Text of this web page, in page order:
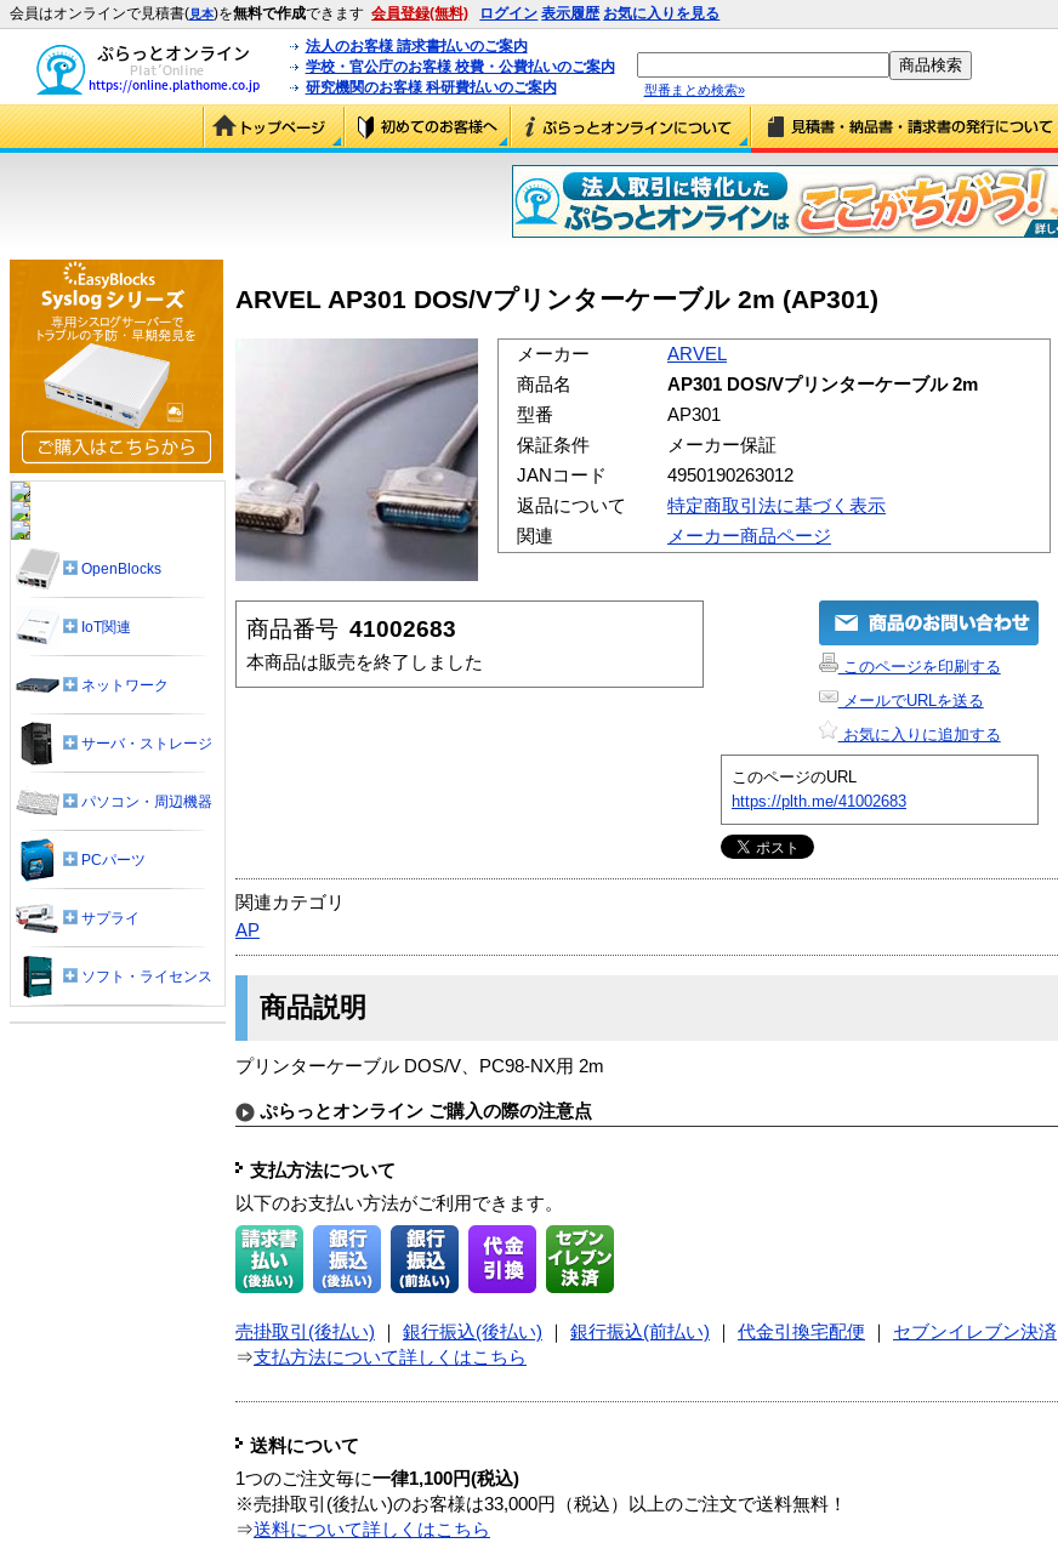
会員はオンラインで見積書(見本)を無料で作成できます 会員登録(無料) ログイン 表示履歴 お気に入りを見る
法人のお客様 請求書払いのご案内
学校・官公庁のお客様 校費・公費払いのご案内
研究機関のお客様 科研費払いのご案内
型番まとめ検索»
ARVEL AP301 DOS/Vプリンターケーブル 2m (AP301)
メーカー
ARVEL
商品名
AP301 DOS/Vプリンターケーブル 2m
型番
AP301
保証条件
メーカー保証
JANコード
4950190263012
返品について
特定商取引法に基づく表示
関連
メーカー商品ページ
商品番号 41002683
本商品は販売を終了しました
このページを印刷する
メールでURLを送る
お気に入りに追加する
このページのURL
https://plth.me/41002683
関連カテゴリ
AP
商品説明
プリンターケーブル DOS/V、PC98-NX用 2m
ぷらっとオンライン ご購入の際の注意点
支払方法について
以下のお支払い方法がご利用できます。
売掛取引(後払い) 銀行振込(後払い) 銀行振込(前払い) 代金引換宅配便
セブンイレブン決済
⇒支払方法について詳しくはこちら
送料について
1つのご注文毎に一律1,100円(税込)
※売掛取引(後払い)のお客様は33,000円（税込）以上のご注文で送料無料！
⇒送料について詳しくはこちら
OpenBlocks
IoT関連
ネットワーク
サーバ・ストレージ
パソコン・周辺機器
PCパーツ
サプライ
ソフト・ライセンス